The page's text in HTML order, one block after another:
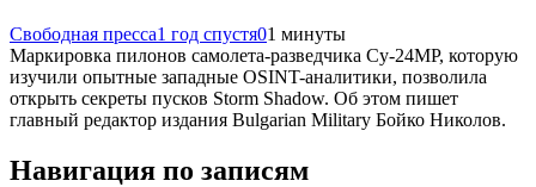
Свободная пресса1 год спустя01 минуты
Маркировка пилонов самолета-разведчика Су-24МР, которую
изучили опытные западные OSINT-аналитики, позволила
открыть секреты пусков Storm Shadow. Об этом пишет
главный редактор издания Bulgarian Military Бойко Николов.
Навигация по записям